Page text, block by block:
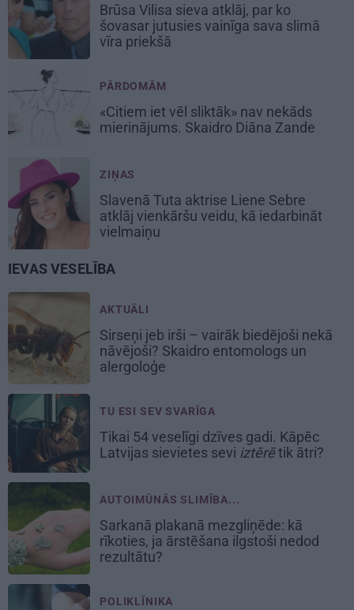
Brūsa Vilisa sieva atklāj, par ko
šovasar jutusies vainīga sava slimā
vīra priekšā
PĀRDOMĀM
«Citiem iet vēl sliktāk» nav nekāds
mierinājums. Skaidro Diāna Zande
ZIŅAS
Slavenā Tuta aktrise Liene Sebre
atklāj vienkāršu veidu, kā iedarbināt
vielmaiņu
IEVAS VESELĪBA
AKTUĀLI
Sirseņi jeb irši – vairāk biedējoši nekā
nāvējoši? Skaidro entomologs un
alergoloģe
TU ESI SEV SVARĪGA
Tikai 54 veselīgi dzīves gadi. Kāpēc
Latvijas sievietes sevi iztērētik ātri?
AUTOIMŪNĀS SLIMĪBA...
Sarkanā plakanā mezgliņēde: kā
rīkoties, ja ārstēšana ilgstoši nedod
rezultātu?
POLIKLĪNIKA